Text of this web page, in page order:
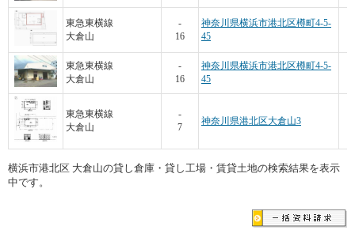
東急東横線
大倉山
-
16
神奈川県横浜市港北区樽町4-5-
45
東急東横線
大倉山
-
16
神奈川県横浜市港北区樽町4-5-
45
東急東横線
大倉山
-
7
神奈川県港北区大倉山3
横浜市港北区 大倉山の貸し倉庫・貸し工場・賃貸土地の検索結果を表示
中です。